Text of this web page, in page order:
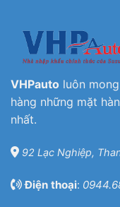
VHPauto luôn
hàng những mặt
nhất.
92 Lạc Nghiệp,
Điện thoại: